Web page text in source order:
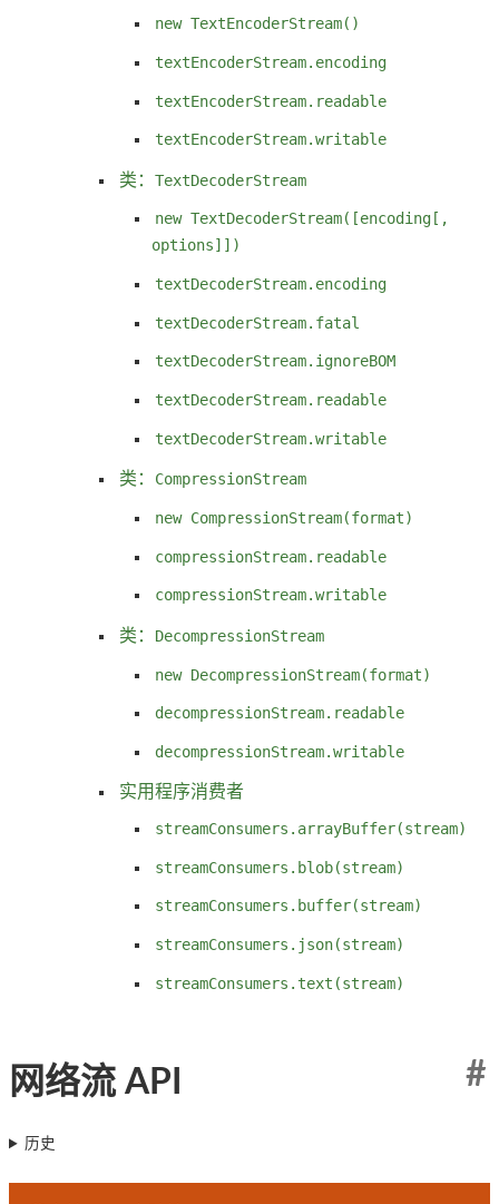
new TextEncoderStream()
textEncoderStream.encoding
textEncoderStream.readable
textEncoderStream.writable
类： TextDecoderStream
new TextDecoderStream([encoding[,
options]])
textDecoderStream.encoding
textDecoderStream.fatal
textDecoderStream.ignoreBOM
textDecoderStream.readable
textDecoderStream.writable
类： CompressionStream
new CompressionStream(format)
compressionStream.readable
compressionStream.writable
类： DecompressionStream
new DecompressionStream(format)
decompressionStream.readable
decompressionStream.writable
实用程序消费者
streamConsumers.arrayBuffer(stream)
streamConsumers.blob(stream)
streamConsumers.buffer(stream)
streamConsumers.json(stream)
streamConsumers.text(stream)
网络流 API #
历史